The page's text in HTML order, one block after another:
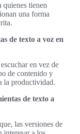
quienes tienen
una forma
de texto a voz en
en vez de
de contenido y
la productividad.
de texto a
las versiones de